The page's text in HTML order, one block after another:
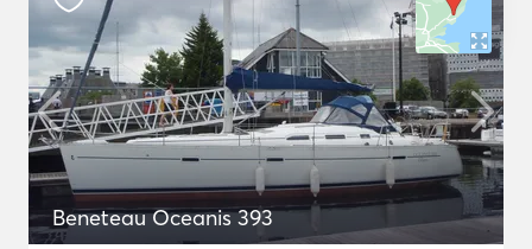
Beneteau Oceanis 393